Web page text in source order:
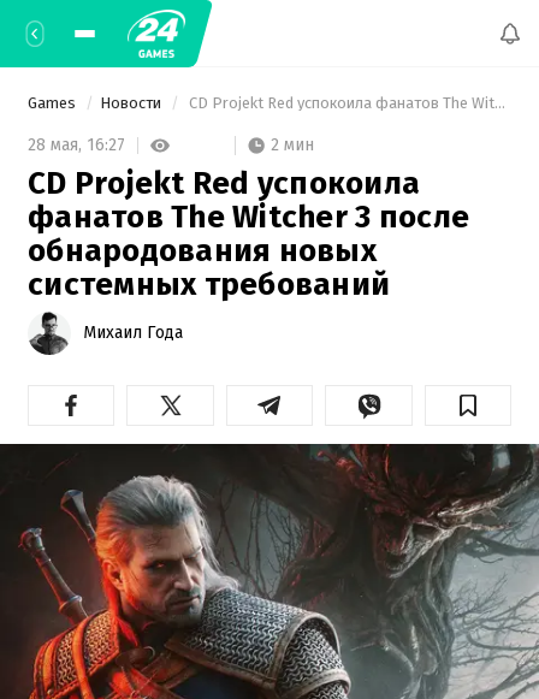
Games Новости CD Projekt Red успокоила фанатов The Witcher 3 после обнародования новых системных требований
28 мая, 16:27 2 мин
CD Projekt Red успокоила
фанатов The Witcher 3 после
обнародования новых
системных требований
Михаил Года